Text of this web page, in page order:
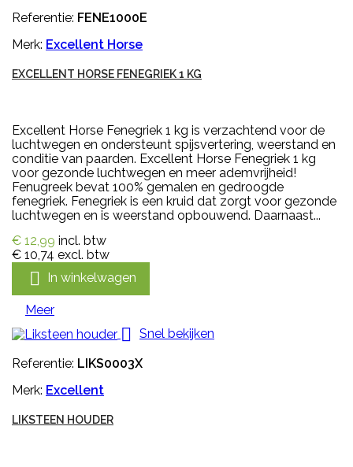
Referentie: FENE1000E
Merk: Excellent Horse
EXCELLENT HORSE FENEGRIEK 1 KG
Excellent Horse Fenegriek 1 kg is verzachtend voor de
luchtwegen en ondersteunt spijsvertering, weerstand en
conditie van paarden. Excellent Horse Fenegriek 1 kg
voor gezonde luchtwegen en meer ademvrijheid!
Fenugreek bevat 100% gemalen en gedroogde
fenegriek. Fenegriek is een kruid dat zorgt voor gezonde
luchtwegen en is weerstand opbouwend. Daarnaast...
€ 12,99 incl. btw
€ 10,74 excl. btw
 In winkelwagen
Meer
 Snel bekijken
Referentie: LIKS0003X
Merk: Excellent
LIKSTEEN HOUDER